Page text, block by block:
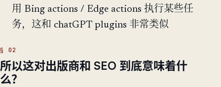
用 Bing actions / Edge actions 执行某些任
务，这和 chatGPT plugins 非常类似
所以这对出版商和 SEO 到底意味着什
么？